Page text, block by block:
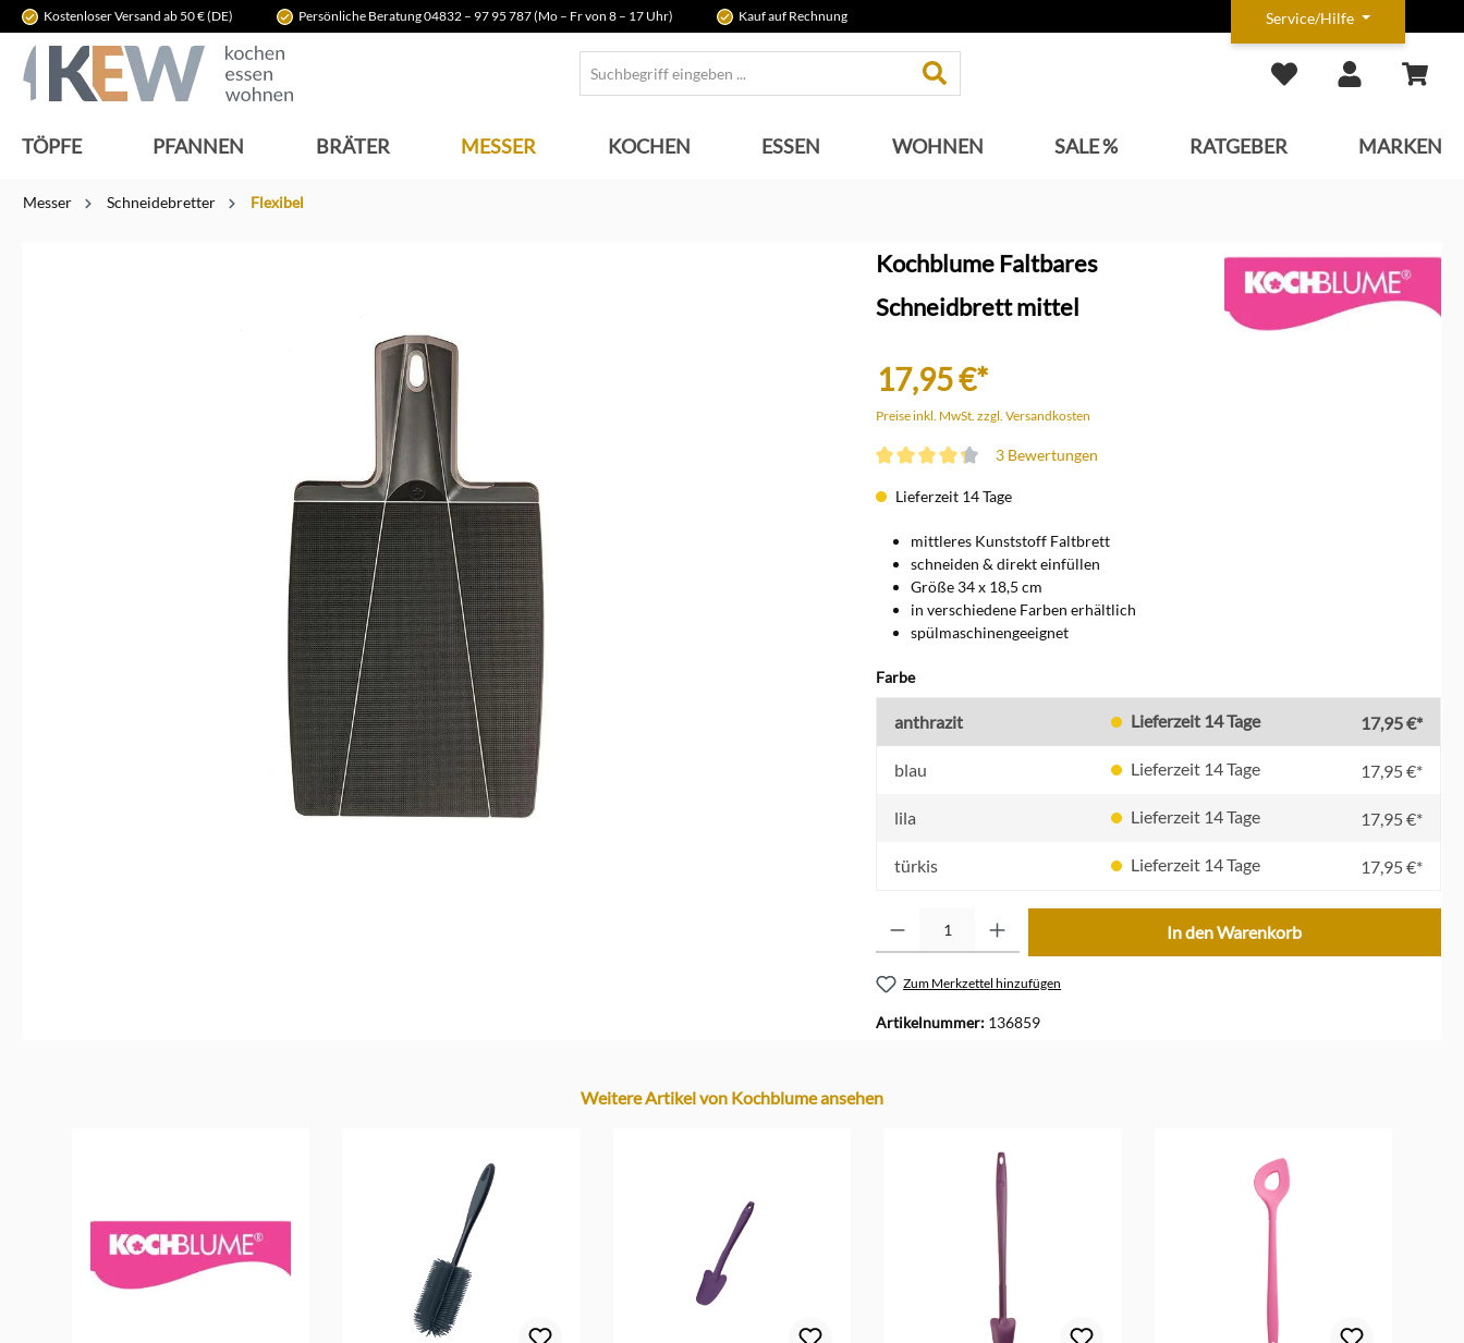
Zur Hauptnavigation springen
Kostenloser Versand ab 50 € (DE) Persönliche Beratung 04832 – 97 95 787 (Mo – Fr von 8 – 17 Uhr) Kauf auf Rechnung Service/Hilfe
TÖPFE PFANNEN BRÄTER MESSER KOCHEN ESSEN WOHNEN SALE % RATGEBER MARKEN
Messer Schneidebretter Flexibel
Kochblume Faltbares
Schneidbrett mittel
17,95 €*
Preise inkl. MwSt. zzgl. Versandkosten
3 Bewertungen
Lieferzeit 14 Tage
mittleres Kunststoff Faltbrett
schneiden & direkt einfüllen
Größe 34 x 18,5 cm
in verschiedene Farben erhältlich
spülmaschinengeeignet
Farbeauswählen
anthrazit Lieferzeit 14 Tage 17,95 €*
blau Lieferzeit 14 Tage 17,95 €*
lila Lieferzeit 14 Tage 17,95 €*
türkis Lieferzeit 14 Tage 17,95 €*
In den Warenkorb
Zum Merkzettel hinzufügen
Artikelnummer: 136859
Weitere Artikel von Kochblume ansehen